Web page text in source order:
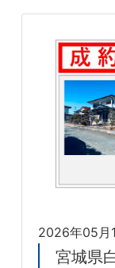
2026年05月
宮城県